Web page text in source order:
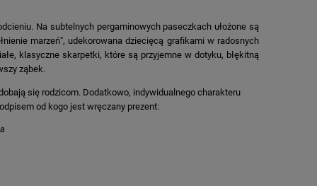
Na subtelnych pergaminowych paseczkach ułożone są
marzeń", udekorowana dziecięcą grafikami w radosnych
klasyczne skarpetki, które są przyjemne w dotyku, błękitną
ząbek.
się rodzicom. Dodatkowo, indywidualnego charakteru
od kogo jest wręczany prezent: